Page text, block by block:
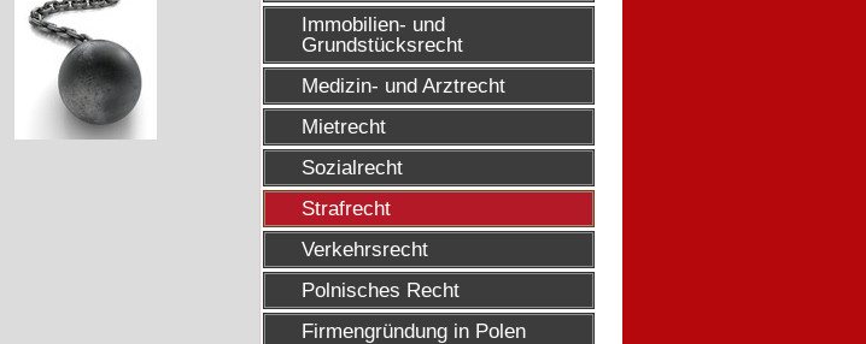
Immobilien- und
Grundstücksrecht
Medizin- und Arztrecht
Mietrecht
Sozialrecht
Strafrecht
Verkehrsrecht
Polnisches Recht
Firmengründung in Polen